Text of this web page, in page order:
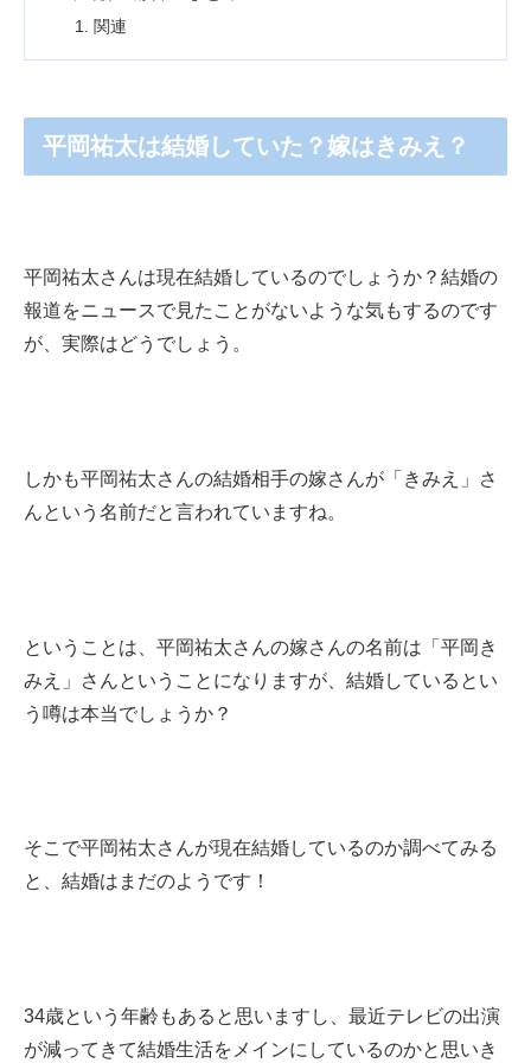
関連
平岡祐太は結婚していた？嫁はきみえ？
平岡祐太さんは現在結婚しているのでしょうか？結婚の
報道をニュースで見たことがないような気もするのです
が、実際はどうでしょう。
しかも平岡祐太さんの結婚相手の嫁さんが「きみえ」さ
んという名前だと言われていますね。
ということは、平岡祐太さんの嫁さんの名前は「平岡き
みえ」さんということになりますが、結婚しているとい
う噂は本当でしょうか？
そこで平岡祐太さんが現在結婚しているのか調べてみる
と、結婚はまだのようです！
34歳という年齢もあると思いますし、最近テレビの出演
が減ってきて結婚生活をメインにしているのかと思いき